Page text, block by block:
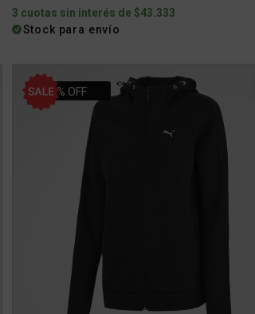
3 cuotas sin interés de $43.333
Stock para envío
25% OFF